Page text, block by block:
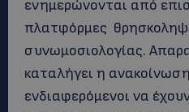
ενημερώνονται από
πλατφόρμες
συνωμοσιολογίας.
καταλήγει η ανακοίνωση
ενδιαφερόμενοι να